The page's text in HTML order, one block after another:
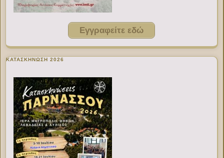
Εγγραφείτε εδώ
ΚΑΤΑΣΚΗΝΩΣΗ 2026